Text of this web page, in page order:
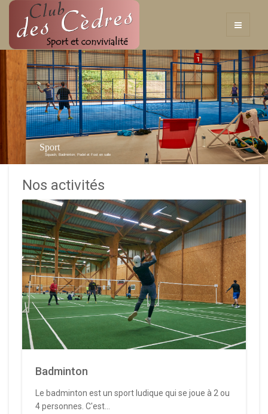
Sport
Squash, Badminton, Padel et Foot en salle
Nos activités
Badminton
Le badminton est un sport ludique qui se joue à 2 ou
4 personnes. C'est...